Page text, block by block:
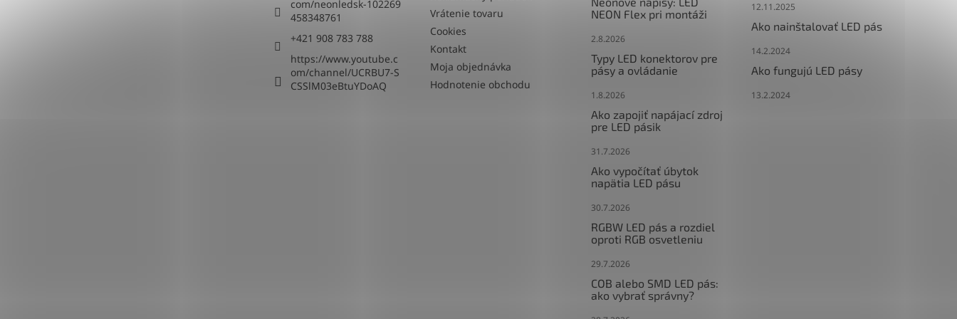
com/neonledsk-102269
458348761
+421 908 783 788
https://www.youtube.c
om/channel/UCRBU7-S
CSSlM03eBtuYDoAQ
Vrátenie tovaru
Cookies
Kontakt
Moja objednávka
Hodnotenie obchodu
NEON Flex pri montáži
2.8.2026
Typy LED konektorov pre
pásy a ovládanie
1.8.2026
Ako zapojiť napájací zdroj
pre LED pásik
31.7.2026
Ako vypočítať úbytok
napätia LED pásu
30.7.2026
RGBW LED pás a rozdiel
oproti RGB osvetleniu
29.7.2026
COB alebo SMD LED pás:
ako vybrať správny?
12.11.2025
Ako nainštalovať LED pás
14.2.2024
Ako fungujú LED pásy
13.2.2024